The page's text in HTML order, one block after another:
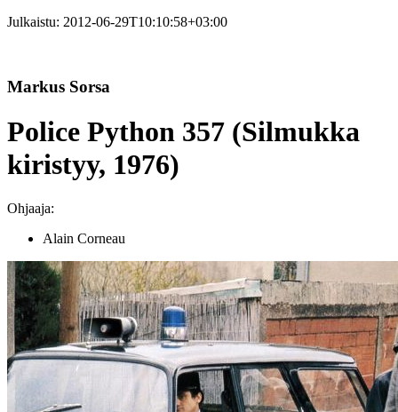
Julkaistu: 2012-06-29T10:10:58+03:00
Markus Sorsa
Police Python 357 (Silmukka
kiristyy, 1976)
Ohjaaja:
Alain Corneau